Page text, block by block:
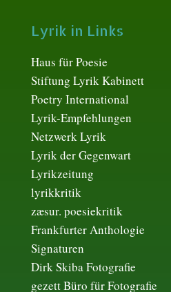
Lyrik in Links
Haus für Poesie
Stiftung Lyrik Kabinett
Poetry International
Lyrik-Empfehlungen
Netzwerk Lyrik
Lyrik der Gegenwart
Lyrikzeitung
lyrikkritik
zæsur. poesiekritik
Frankfurter Anthologie
Signaturen
Dirk Skiba Fotografie
gezett Büro für Fotografie